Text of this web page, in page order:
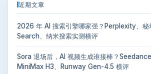
近期文章
2026 年 AI 搜索引擎哪家强？Perplexity、
Search、纳米搜索实测横评
Sora 退场后，AI 视频生成谁接棒？
MiniMax H3、Runway Gen-4.5 横评